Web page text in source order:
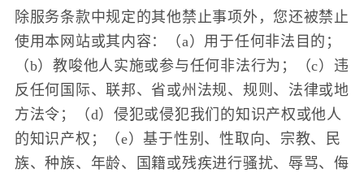
除服务条款中规定的其他禁止事项外，您还被禁止
使用本网站或其内容：（a）用于任何非法目的；
（b）教唆他人实施或参与任何非法行为；（c）违
反任何国际、联邦、省或州法规、规则、法律或地
方法令；（d）侵犯或侵犯我们的知识产权或他人
的知识产权；（e）基于性别、性取向、宗教、民
族、种族、年龄、国籍或残疾进行骚扰、辱骂、侮